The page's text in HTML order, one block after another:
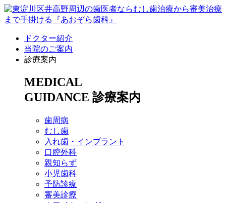
ドクター紹介
当院のご案内
診療案内
MEDICAL
GUIDANCE 診療案内
歯周病
むし歯
入れ歯・インプラント
口腔外科
親知らず
小児歯科
予防診療
審美診療